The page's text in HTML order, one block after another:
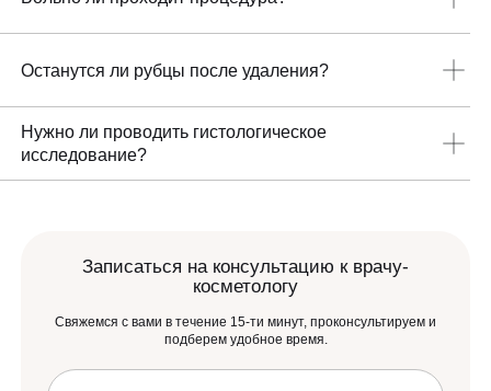
требуется дополнительная диагностика.
необходимости используется местная анестезия.
Останутся ли рубцы после удаления?
образования рубцов минимален.
Нужно ли проводить гистологическое
исследование?
Записаться на консультацию к врачу-
косметологу
Свяжемся с вами в течение 15-ти минут, проконсультируем и
подберем удобное время.